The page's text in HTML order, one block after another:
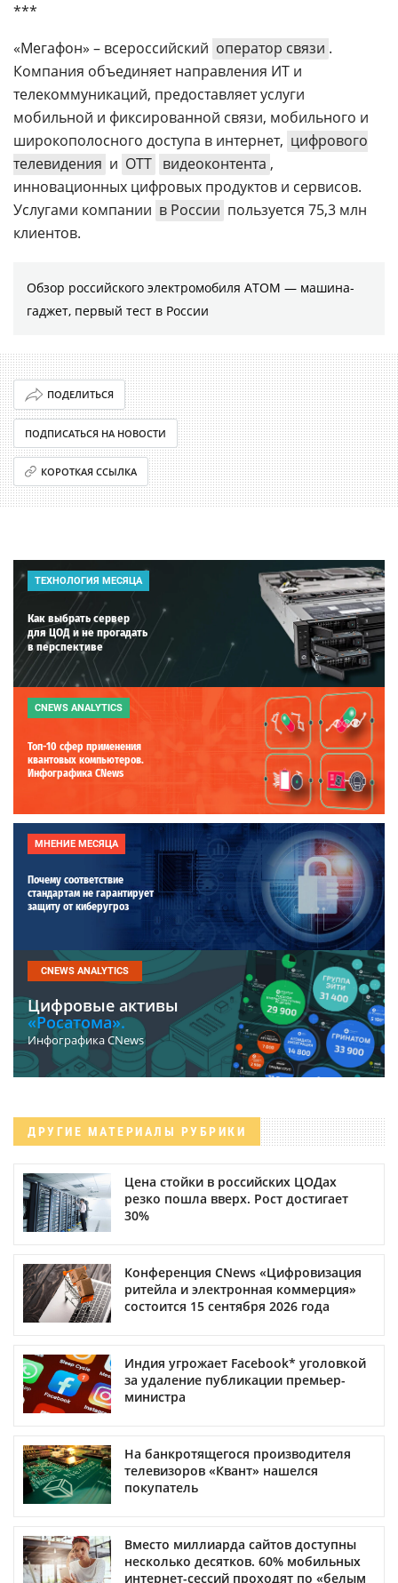
***
«Мегафон» – всероссийский оператор связи .
Компания объединяет направления ИТ и
телекоммуникаций, предоставляет услуги
мобильной и фиксированной связи, мобильного и
широкополосного доступа в интернет, цифрового
телевидения и OTT видеоконтента ,
инновационных цифровых продуктов и сервисов.
Услугами компании в России пользуется 75,3 млн
клиентов.
Обзор российского электромобиля АТОМ — машина-
гаджет, первый тест в России
ПОДЕЛИТЬСЯ
ПОДПИСАТЬСЯ НА НОВОСТИ
КОРОТКАЯ ССЫЛКА
ТЕХНОЛОГИЯ МЕСЯЦА
Как выбрать сервер
для ЦОД и не прогадать
в перспективе
CNEWS ANALYTICS
Топ-10 сфер применения
квантовых компьютеров.
Инфографика CNews
МНЕНИЕ МЕСЯЦА
Почему соответствие
стандартам не гарантирует
защиту от киберугроз
CNEWS ANALYTICS
Цифровые активы
«Росатома».
Инфографика CNews
ДРУГИЕ МАТЕРИАЛЫ РУБРИКИ
Цена стойки в российских ЦОДах
резко пошла вверх. Рост достигает
30%
Конференция CNews «Цифровизация
ритейла и электронная коммерция»
состоится 15 сентября 2026 года
Индия угрожает Facebook* уголовкой
за удаление публикации премьер-
министра
На банкротящегося производителя
телевизоров «Квант» нашелся
покупатель
Вместо миллиарда сайтов доступны
несколько десятков. 60% мобильных
интернет-сессий проходят по «белым